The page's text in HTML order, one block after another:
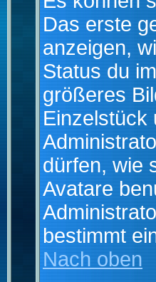
Das erste
anzeigen,
Status du
größeres
Einzelstück
dürfen, wie
Avatare
bestimmt
Nach oben